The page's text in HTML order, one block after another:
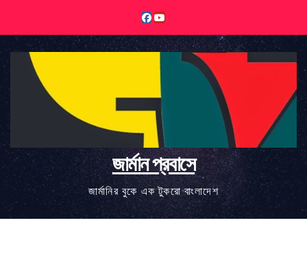
content
জার্মান প্রবাসে
জার্মানির বুকে এক টুকরো বাংলাদেশ